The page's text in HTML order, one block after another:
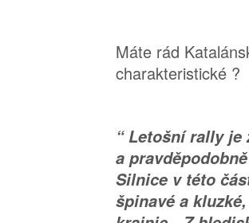
Máte rád
charakteristické ?
“ Letošní rally je
a
Silnice v této
špinavé a